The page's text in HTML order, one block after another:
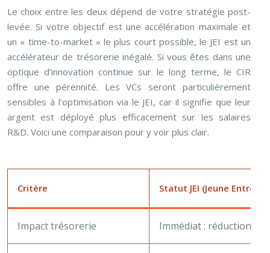
Le choix entre les deux dépend de votre stratégie post-
levée. Si votre objectif est une accélération maximale et
un « time-to-market » le plus court possible, le JEI est un
accélérateur de trésorerie inégalé. Si vous êtes dans une
optique d’innovation continue sur le long terme, le CIR
offre une pérennité. Les VCs seront particulièrement
sensibles à l’optimisation via le JEI, car il signifie que leur
argent est déployé plus efficacement sur les salaires
R&D. Voici une comparaison pour y voir plus clair.
Critère Statut JEI (Jeune
Impact trésorerie Immédiat : réduction